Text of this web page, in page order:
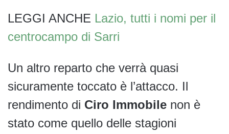
LEGGI ANCHE Lazio, tutti i nomi per il
centrocampo di Sarri
Un altro reparto che verrà quasi
sicuramente toccato è l’attacco. Il
rendimento di Ciro Immobile non è
stato come quello delle stagioni